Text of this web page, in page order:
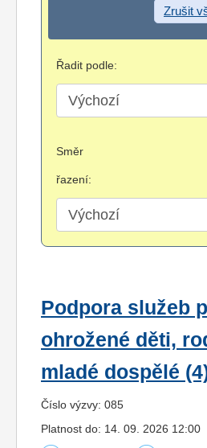
Zrušit
Řadit podle:
Směr
řazení:
Podpora služeb
ohrožené děti,
mladé dospělé
Číslo výzvy: 085
Platnost do: 14. 09. 2026 12:00